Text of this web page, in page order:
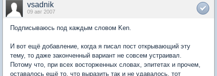
vsadnik
09 авг 2007
Подписываюсь под каждым словом Ken.
И вот ещё добавление, когда я писал пост открывающий эту
тему, то даже законченный вариант не совсем устраивал.
Потому что, при всех восторженных словах, эпитетах и прочем,
оставалось ещё то, что выразить так и не удавалось, тот